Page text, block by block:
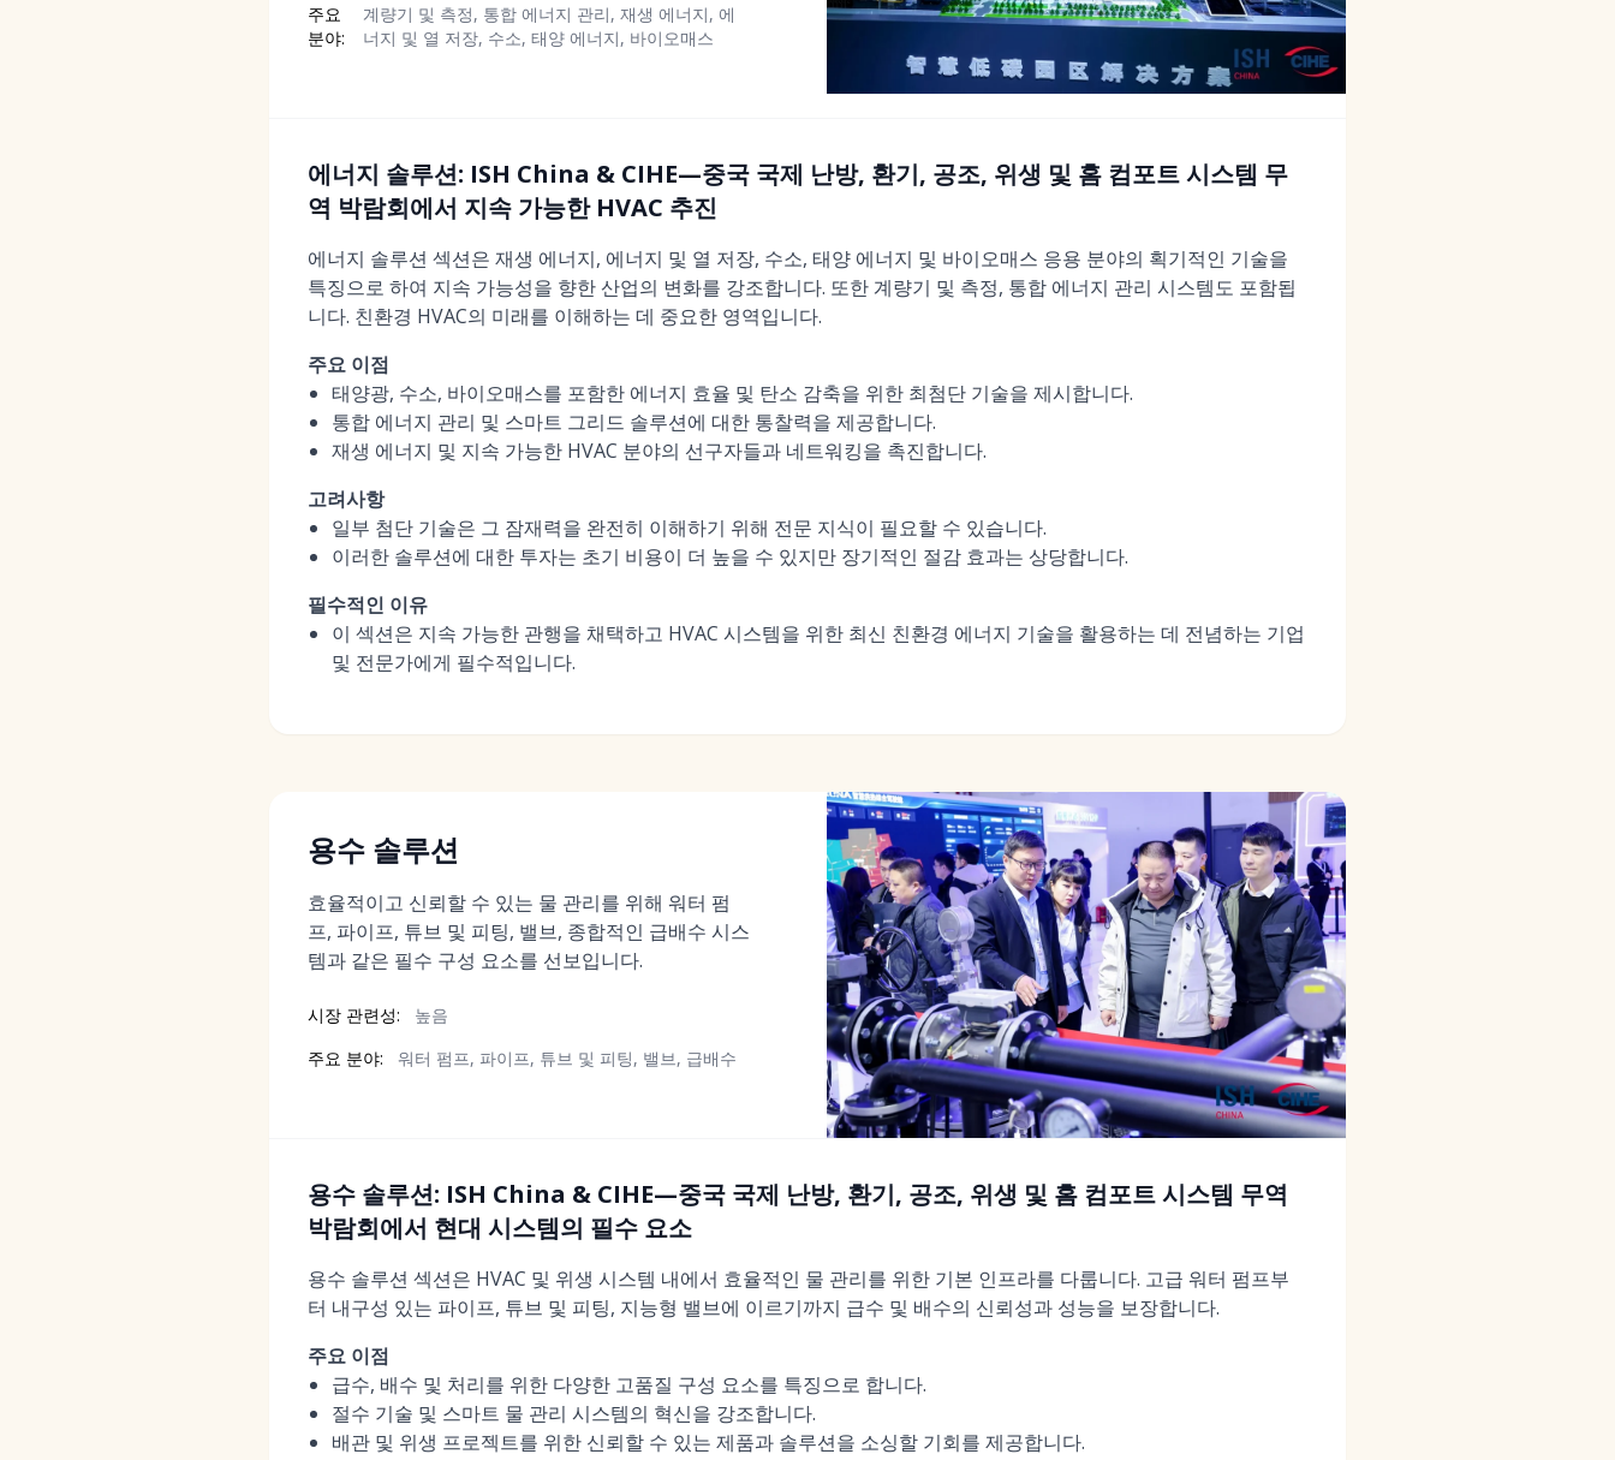
주요
분야:
계량기 및 측정, 통합 에너지 관리, 재생 에너지, 에
너지 및 열 저장, 수소, 태양 에너지, 바이오매스
에너지 솔루션: ISH China & CIHE—중국 국제 난방, 환기, 공조, 위생 및 홈 컴포트 시스템 무
역 박람회에서 지속 가능한 HVAC 추진
에너지 솔루션 섹션은 재생 에너지, 에너지 및 열 저장, 수소, 태양 에너지 및 바이오매스 응용 분야의 획기적인 기술을
특징으로 하여 지속 가능성을 향한 산업의 변화를 강조합니다. 또한 계량기 및 측정, 통합 에너지 관리 시스템도 포함됩
니다. 친환경 HVAC의 미래를 이해하는 데 중요한 영역입니다.
주요 이점
태양광, 수소, 바이오매스를 포함한 에너지 효율 및 탄소 감축을 위한 최첨단 기술을 제시합니다.
통합 에너지 관리 및 스마트 그리드 솔루션에 대한 통찰력을 제공합니다.
재생 에너지 및 지속 가능한 HVAC 분야의 선구자들과 네트워킹을 촉진합니다.
고려사항
일부 첨단 기술은 그 잠재력을 완전히 이해하기 위해 전문 지식이 필요할 수 있습니다.
이러한 솔루션에 대한 투자는 초기 비용이 더 높을 수 있지만 장기적인 절감 효과는 상당합니다.
필수적인 이유
이 섹션은 지속 가능한 관행을 채택하고 HVAC 시스템을 위한 최신 친환경 에너지 기술을 활용하는 데 전념하는 기업
및 전문가에게 필수적입니다.
용수 솔루션
효율적이고 신뢰할 수 있는 물 관리를 위해 워터 펌
프, 파이프, 튜브 및 피팅, 밸브, 종합적인 급배수 시스
템과 같은 필수 구성 요소를 선보입니다.
시장 관련성:
높음
주요 분야:
워터 펌프, 파이프, 튜브 및 피팅, 밸브, 급배수
용수 솔루션: ISH China & CIHE—중국 국제 난방, 환기, 공조, 위생 및 홈 컴포트 시스템 무역
박람회에서 현대 시스템의 필수 요소
용수 솔루션 섹션은 HVAC 및 위생 시스템 내에서 효율적인 물 관리를 위한 기본 인프라를 다룹니다. 고급 워터 펌프부
터 내구성 있는 파이프, 튜브 및 피팅, 지능형 밸브에 이르기까지 급수 및 배수의 신뢰성과 성능을 보장합니다.
주요 이점
급수, 배수 및 처리를 위한 다양한 고품질 구성 요소를 특징으로 합니다.
절수 기술 및 스마트 물 관리 시스템의 혁신을 강조합니다.
배관 및 위생 프로젝트를 위한 신뢰할 수 있는 제품과 솔루션을 소싱할 기회를 제공합니다.